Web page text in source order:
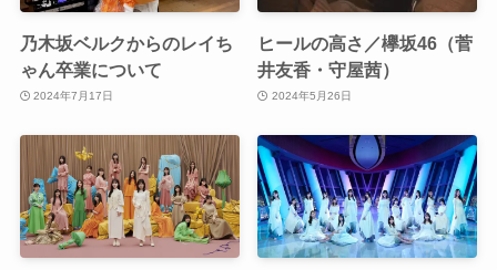
乃木坂ベルクからのレイち
ゃん卒業について
2024年7月17日
ヒールの高さ／欅坂46（菅
井友香・守屋茜）
2024年5月26日